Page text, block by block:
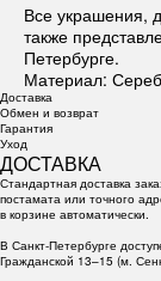
Все украшения,
также
Петербурге.
Материал:
Доставка
Обмен и возврат
Гарантия
Уход
ДОСТАВКА
Стандартная доставка
постамата или точного
в корзине автоматически.
В Санкт-Петербурге
Гражданской 13–15 (м.